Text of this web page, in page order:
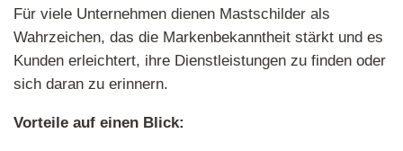
Für viele Unternehmen dienen Mastschilder als
Wahrzeichen, das die Markenbekanntheit stärkt und es
Kunden erleichtert, ihre Dienstleistungen zu finden oder
sich daran zu erinnern.
Vorteile auf einen Blick: